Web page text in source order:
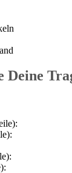
Deine